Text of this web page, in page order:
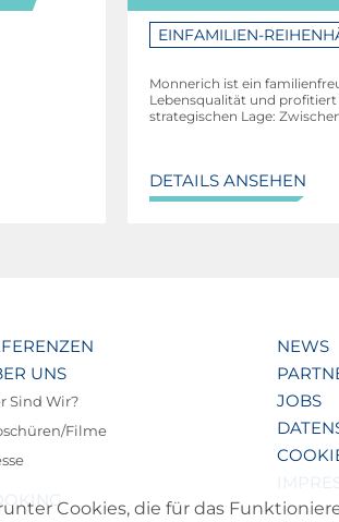
EINFAMILIEN-
Monnerich ist ein
Lebensqualität und profitiert
strategischen Lage: Zwischen
DETAILS ANSEHEN
UNS
Sind Wir?
Filme
NEWS
JOBS
Cookies, die für das